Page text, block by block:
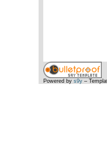
Powered by s9y–